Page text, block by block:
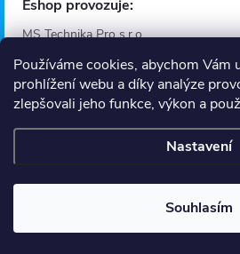
Používáme cookies, abychom Vám
prohlížení webu a díky analýze
zlepšovali jeho funkce, výkon a
Nastavení
Souhlasím
Eshop provozuje:
MS Technika Pro s.r.o.
IČO: 28642368
Adresa: Fügnerova 1125/36A
779 00 Olomouc
Provozní doba